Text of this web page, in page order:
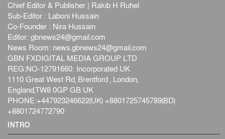
Chief Editor & Publisher | Rakib H Ruhel
Sub-Editor : Laboni Hussain
Co-Founder : Nira Hussain
Editor: gbnews24@gmail.com
News Room: news.gbnews24@gmail.com
GBN FXDIGITAL MEDIA GROUP LTD
REG:NO-12791660: Incorporated UK
1110 Great West Rd, Brentford , London,
England,TW8 0GP GB UK
PHONE:+447923246622(UK) +8801725745789(BD)
+8801724772790
INTRO